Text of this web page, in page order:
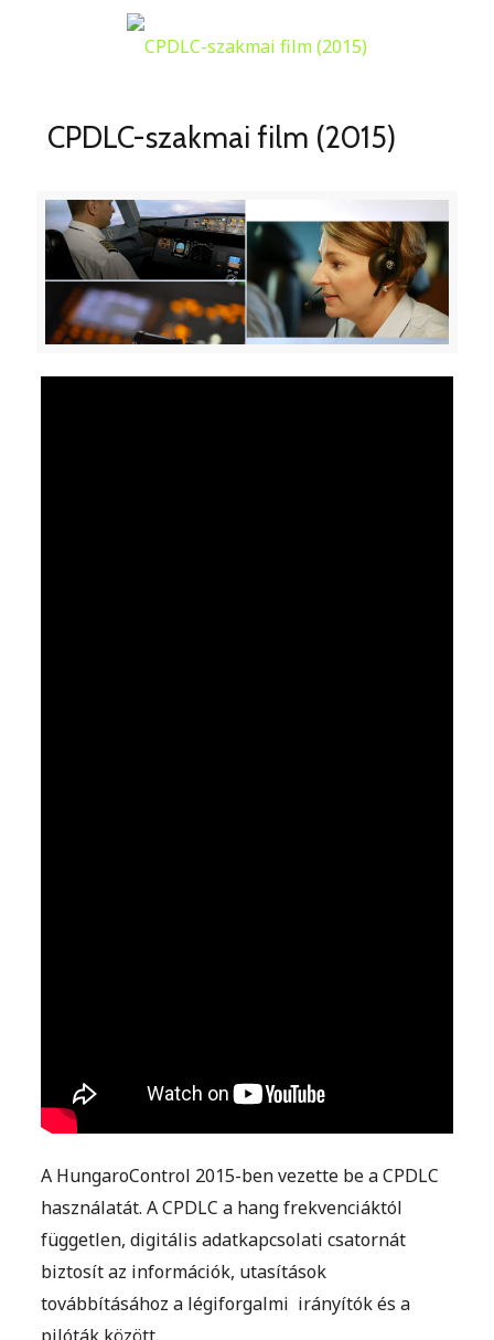
CPDLC-szakmai film (2015)
A HungaroControl 2015-ben vezette be a CPDLC
használatát. A CPDLC a hang frekvenciáktól
független, digitális adatkapcsolati csatornát
biztosít az információk, utasítások
továbbításához a légiforgalmi irányítók és a